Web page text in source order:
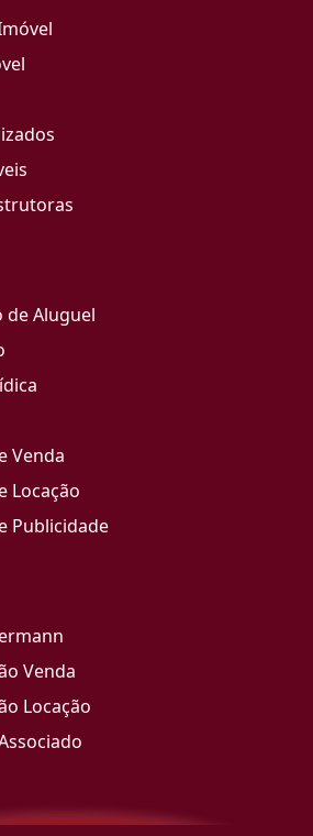
de Aluguel
Venda
Locação
Publicidade
Venda
Locação